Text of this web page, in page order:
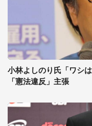
小林よしのり氏「ワシ
「憲法違反」主張